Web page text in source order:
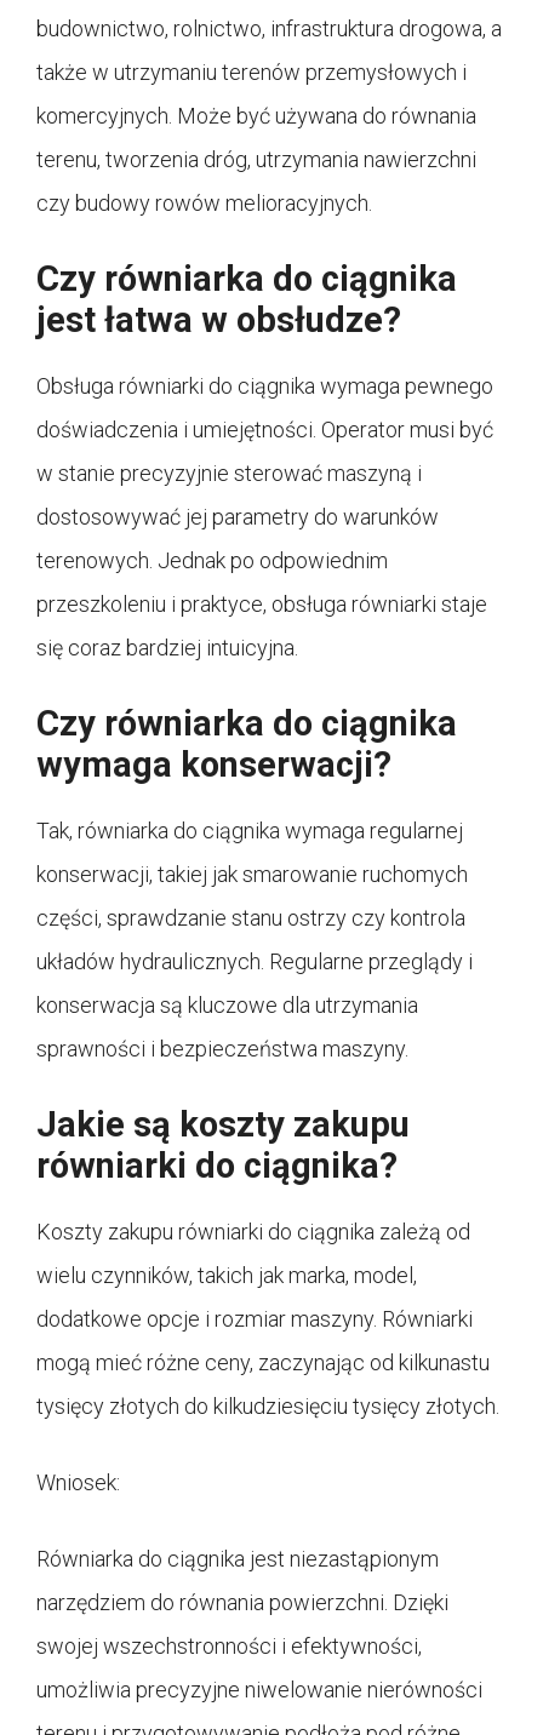
budownictwo, rolnictwo, infrastruktura drogowa, a
także w utrzymaniu terenów przemysłowych i
komercyjnych. Może być używana do równania
terenu, tworzenia dróg, utrzymania nawierzchni
czy budowy rowów melioracyjnych.
Czy równiarka do ciągnika
jest łatwa w obsłudze?
Obsługa równiarki do ciągnika wymaga pewnego
doświadczenia i umiejętności. Operator musi być
w stanie precyzyjnie sterować maszyną i
dostosowywać jej parametry do warunków
terenowych. Jednak po odpowiednim
przeszkoleniu i praktyce, obsługa równiarki staje
się coraz bardziej intuicyjna.
Czy równiarka do ciągnika
wymaga konserwacji?
Tak, równiarka do ciągnika wymaga regularnej
konserwacji, takiej jak smarowanie ruchomych
części, sprawdzanie stanu ostrzy czy kontrola
układów hydraulicznych. Regularne przeglądy i
konserwacja są kluczowe dla utrzymania
sprawności i bezpieczeństwa maszyny.
Jakie są koszty zakupu
równiarki do ciągnika?
Koszty zakupu równiarki do ciągnika zależą od
wielu czynników, takich jak marka, model,
dodatkowe opcje i rozmiar maszyny. Równiarki
mogą mieć różne ceny, zaczynając od kilkunastu
tysięcy złotych do kilkudziesięciu tysięcy złotych.
Wniosek:
Równiarka do ciągnika jest niezastąpionym
narzędziem do równania powierzchni. Dzięki
swojej wszechstronności i efektywności,
umożliwia precyzyjne niwelowanie nierówności